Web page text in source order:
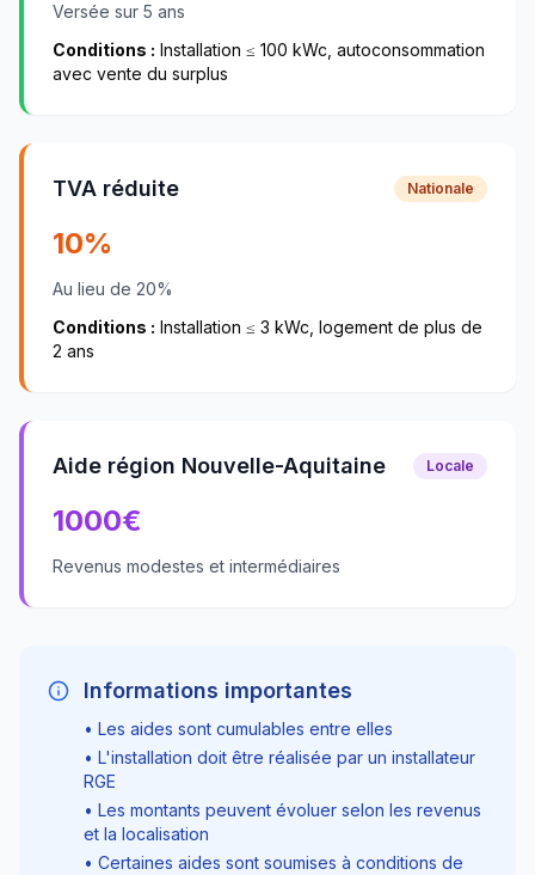
Versée sur 5 ans
Conditions : Installation ≤ 100 kWc, autoconsommation
avec vente du surplus
TVA réduite Nationale
10%
Au lieu de 20%
Conditions : Installation ≤ 3 kWc, logement de plus de
2 ans
Aide région Nouvelle-Aquitaine Locale
1000€
Revenus modestes et intermédiaires
Informations importantes
• Les aides sont cumulables entre elles
• L'installation doit être réalisée par un installateur
RGE
• Les montants peuvent évoluer selon les revenus
et la localisation
• Certaines aides sont soumises à conditions de